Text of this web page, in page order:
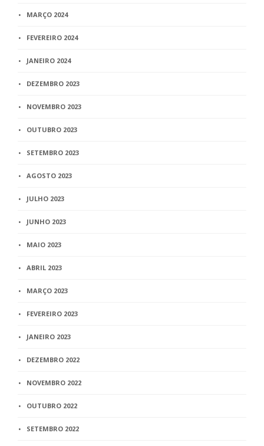
MARÇO 2024
FEVEREIRO 2024
JANEIRO 2024
DEZEMBRO 2023
NOVEMBRO 2023
OUTUBRO 2023
SETEMBRO 2023
AGOSTO 2023
JULHO 2023
JUNHO 2023
MAIO 2023
ABRIL 2023
MARÇO 2023
FEVEREIRO 2023
JANEIRO 2023
DEZEMBRO 2022
NOVEMBRO 2022
OUTUBRO 2022
SETEMBRO 2022